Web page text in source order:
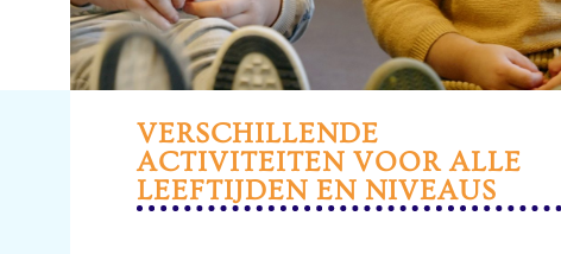
VERSCHILLENDE
ACTIVITEITEN VOOR ALLE
LEEFTIJDEN EN NIVEAUS